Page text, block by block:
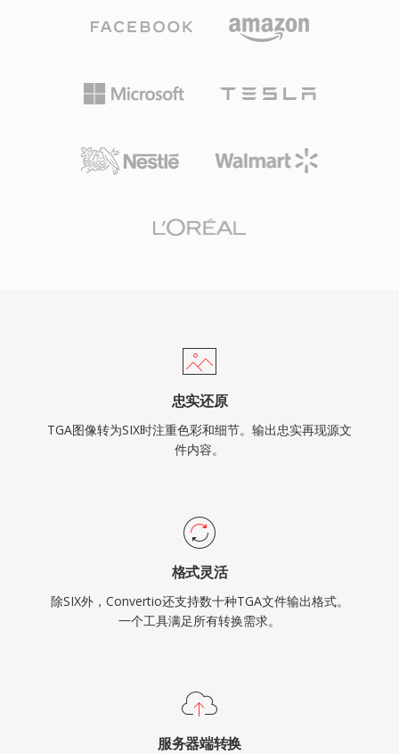
忠实还原
TGA图像转为SIX时注重色彩和细节。输出忠实再现源文
件内容。
格式灵活
除SIX外，Convertio还支持数十种TGA文件输出格式。
一个工具满足所有转换需求。
服务器端转换